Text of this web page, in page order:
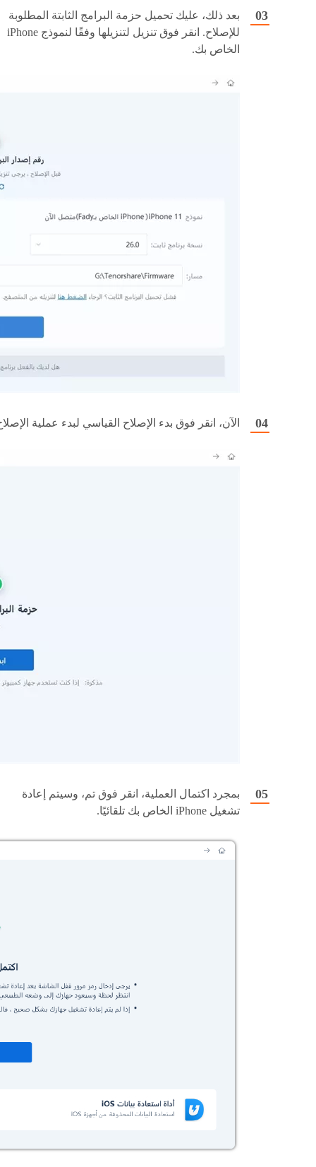
بعد ذلك، عليك تحميل حزمة البرامج الثابتة المطلوبة
للإصلاح. انقر فوق تنزيل لتنزيلها وفقًا لنموذج iPhone
الخاص بك.
الآن، انقر فوق بدء الإصلاح القياسي لبدء عملية
بمجرد اكتمال العملية، انقر فوق تم، وسيتم إعادة
تشغيل iPhone الخاص بك تلقائيًا.